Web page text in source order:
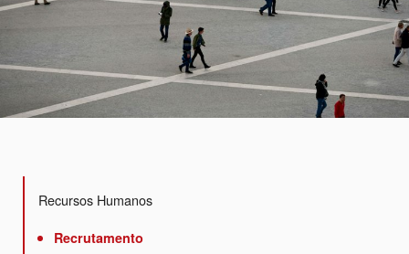
Recursos Humanos
Recrutamento